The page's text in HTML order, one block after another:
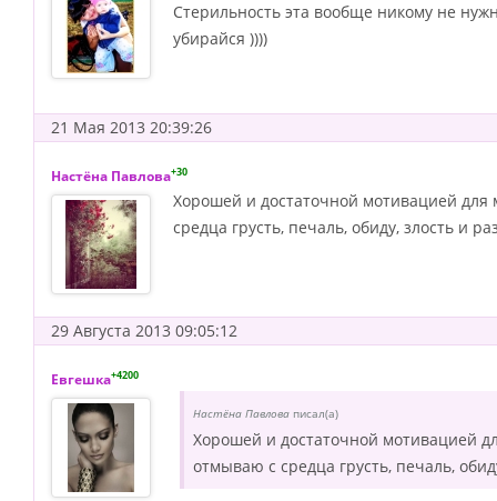
Стерильность эта вообще никому не
убирайся ))))
21 Мая 2013 20:39:26
Настёна Павлова+30
Хорошей и достаточной мотивацией
средца грусть, печаль, обиду, злость и
29 Августа 2013 09:05:12
Евгешка+4200
Настёна Павлова писал(а)
Хорошей и достаточной мотивацией
отмываю с средца грусть, печаль,